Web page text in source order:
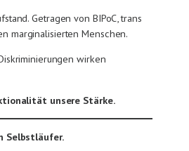
Getragen von BIPoC, trans
marginalisierten Menschen.
wirken
unsere Stärke.
Selbstläufer.